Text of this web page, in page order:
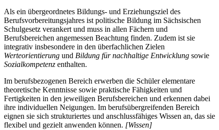
Als ein übergeordnetes Bildungs- und Erziehungsziel des
Berufsvorbereitungsjahres ist politische Bildung im Sächsischen
Schulgesetz verankert und muss in allen Fächern und
Berufsbereichen angemessen Beachtung finden. Zudem ist sie
integrativ insbesondere in den überfachlichen Zielen
Werteorientierung und Bildung für nachhaltige Entwicklung sowie
Sozialkompetenz enthalten.
Im berufsbezogenen Bereich erwerben die Schüler elementare
theoretische Kenntnisse sowie praktische Fähigkeiten und
Fertigkeiten in den jeweiligen Berufsbereichen und erkennen dabei
ihre individuellen Neigungen. Im berufsübergreifenden Bereich
eignen sie sich strukturiertes und anschlussfähiges Wissen an, das sie
flexibel und gezielt anwenden können. [Wissen]